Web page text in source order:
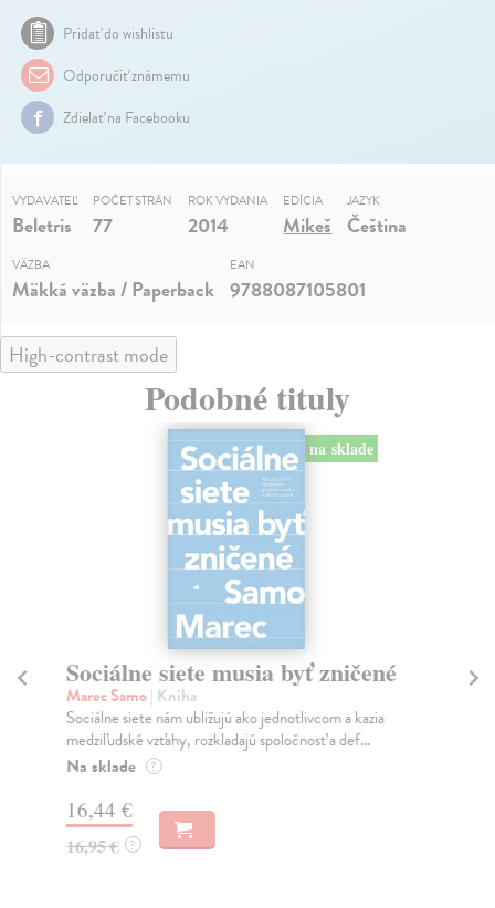
Pridať do wishlistu
Odporučiť známemu
Zdielať na Facebooku
VYDAVATEĽ
Beletris
POČET STRÁN
77
ROK VYDANIA
2014
EDÍCIA
Mikeš
JAZYK
Čeština
VÄZBA
Mäkká väzba / Paperback
EAN
9788087105801
High-contrast mode
Podobné tituly
na sklade
Sociálne siete musia byť zničené
Marec Samo| Kniha
Sociálne siete nám ubližujú ako jednotlivcom a kazia
medziľudské vzťahy, rozkladajú spoločnosť a def...
Na sklade ?
16,44 €
16,95 € ?